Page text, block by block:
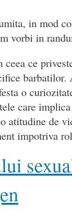
in mod
vorbi in
ce
barbatilor.
o
care
atitudine de
impotriva